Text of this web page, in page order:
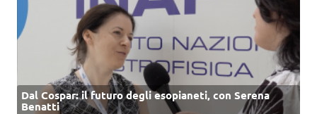
Dal Cospar: il futuro degli esopianeti, con Serena
Benatti